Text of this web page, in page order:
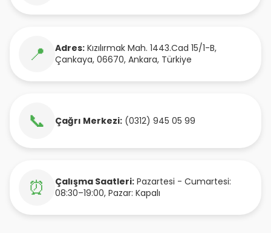
📍 Adres: Kızılırmak Mah. 1443.Cad 15/1-B,
Çankaya, 06670, Ankara, Türkiye
📞 Çağrı Merkezi: (0312) 945 05 99
⏰ Çalışma Saatleri: Pazartesi - Cumartesi:
08:30–19:00, Pazar: Kapalı